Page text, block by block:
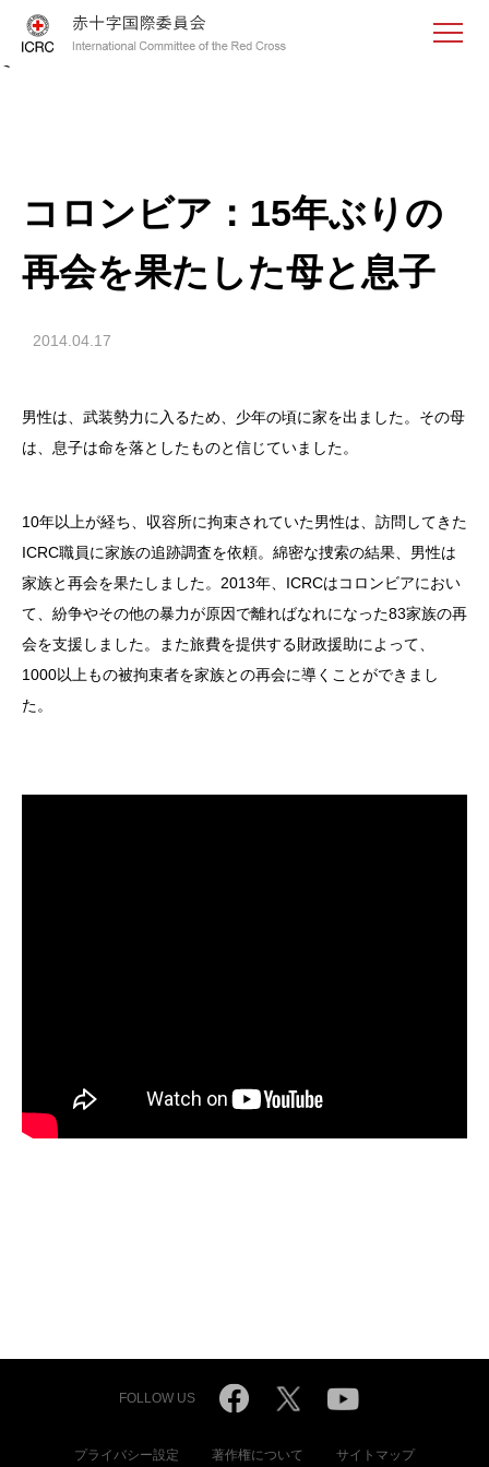
<
コロンビア：15年ぶりの
再会を果たした母と息子
2014.04.17
男性は、武装勢力に入るため、少年の頃に家を出ました。その母
は、息子は命を落としたものと信じていました。
10年以上が経ち、収容所に拘束されていた男性は、訪問してきた
ICRC職員に家族の追跡調査を依頼。綿密な捜索の結果、男性は
家族と再会を果たしました。2013年、ICRCはコロンビアにおい
て、紛争やその他の暴力が原因で離ればなれになった83家族の再
会を支援しました。また旅費を提供する財政援助によって、
1000以上もの被拘束者を家族との再会に導くことができまし
た。
FOLLOW US
プライバシー設定 著作権について サイトマップ